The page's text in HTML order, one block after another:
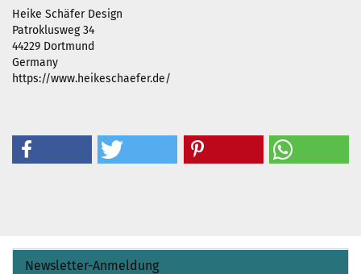
Heike Schäfer Design
Patroklusweg 34
44229 Dortmund
Germany
https://www.heikeschaefer.de/
Newsletter-Anmeldung